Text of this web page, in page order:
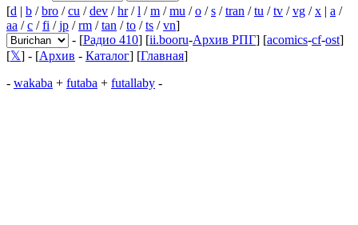
[d | b /bro /cu /dev /hr/l /m /mu /o /s /tran /tu /tv /vg /x | a /
aa /c /fi /jp /rm /tan /to /ts /vn]
- [Радио 410] [ii.booru-Архив РПГ] [acomics-cf-ost]
[𝕏] - [Архив - Каталог] [Главная]
- wakaba + futaba + futallaby -